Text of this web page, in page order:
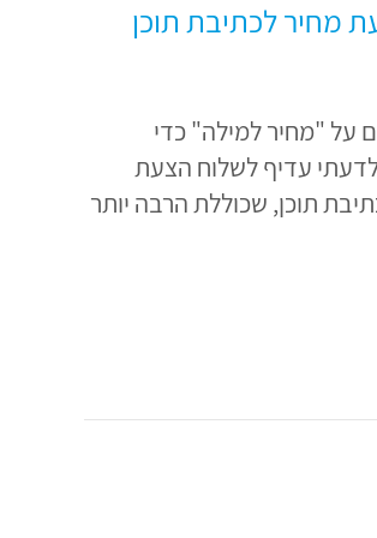
מחיר לכתיבת תוכן
על "מחיר למילה" כדי
עדיף לשלוח הצעת
תוכן, שכוללת הרבה יותר